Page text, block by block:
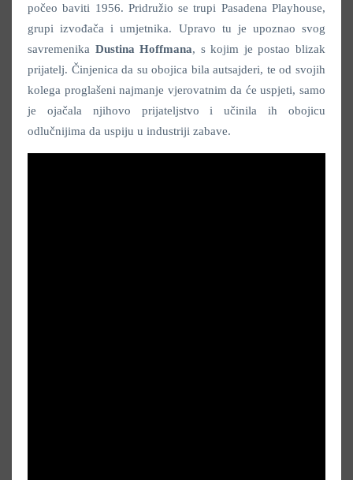
počeo baviti 1956. Pridružio se trupi Pasadena Playhouse,
grupi izvođača i umjetnika. Upravo tu je upoznao svog
savremenika Dustina Hoffmana, s kojim je postao blizak
prijatelj. Činjenica da su obojica bila autsajderi, te od svojih
kolega proglašeni najmanje vjerovatnim da će uspjeti, samo
je ojačala njihovo prijateljstvo i učinila ih obojicu
odlučnijima da uspiju u industriji zabave.